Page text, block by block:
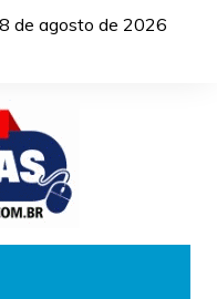
de agosto de 2026